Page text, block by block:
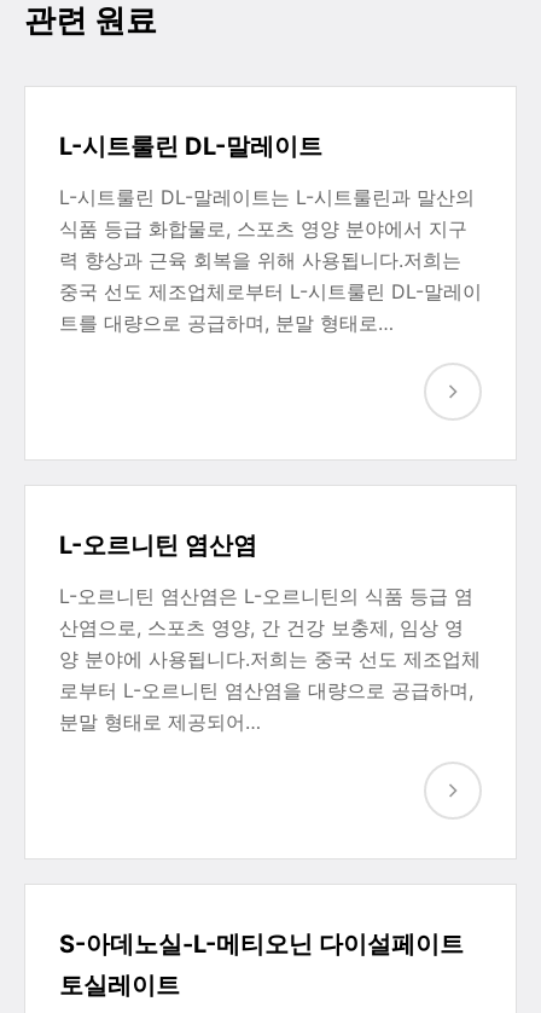
관련 원료
L-시트룰린 DL-말레이트
L-시트룰린 DL-말레이트는 L-시트룰린과 말산의
식품 등급 화합물로, 스포츠 영양 분야에서 지구
력 향상과 근육 회복을 위해 사용됩니다.저희는
중국 선도 제조업체로부터 L-시트룰린 DL-말레이
트를 대량으로 공급하며, 분말 형태로…
L-오르니틴 염산염
L-오르니틴 염산염은 L-오르니틴의 식품 등급 염
산염으로, 스포츠 영양, 간 건강 보충제, 임상 영
양 분야에 사용됩니다.저희는 중국 선도 제조업체
로부터 L-오르니틴 염산염을 대량으로 공급하며,
분말 형태로 제공되어…
S-아데노실-L-메티오닌 다이설페이트
토실레이트